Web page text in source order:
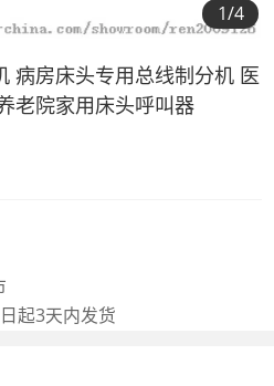
1/4
病房床头专用总线制分机 医
老院家用床头呼叫器
起3天内发货